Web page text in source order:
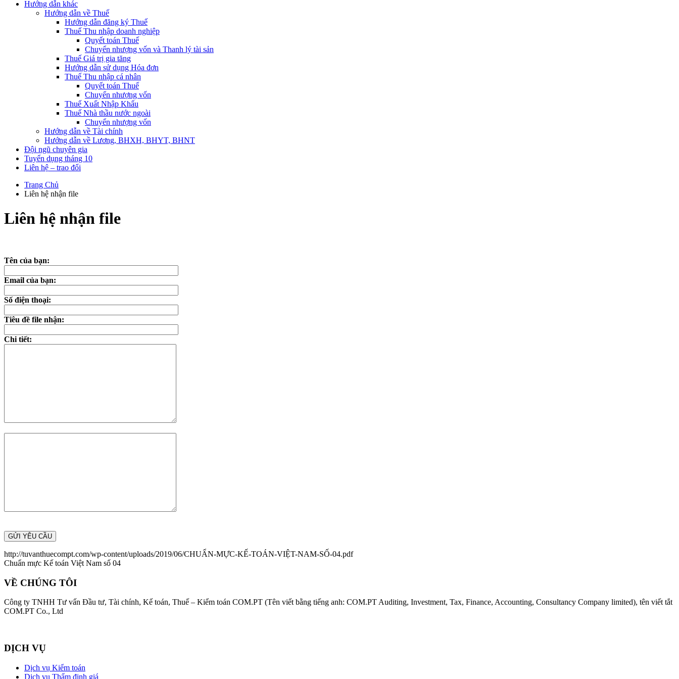
Hướng dẫn khác
Hướng dẫn về Thuế
Hướng dẫn đăng ký Thuế
Thuế Thu nhập doanh nghiệp
Quyết toán Thuế
Chuyển nhượng vốn và Thanh lý tài sản
Thuế Giá trị gia tăng
Hướng dẫn sử dụng Hóa đơn
Thuế Thu nhập cá nhân
Quyết toán Thuế
Chuyển nhượng vốn
Thuế Xuất Nhập Khẩu
Thuế Nhà thầu nước ngoài
Chuyển nhượng vốn
Hướng dẫn về Tài chính
Hướng dẫn về Lương, BHXH, BHYT, BHNT
Đội ngũ chuyên gia
Tuyển dụng tháng 10
Liên hệ – trao đổi
Trang Chủ
Liên hệ nhận file
Liên hệ nhận file
Tên của bạn:
Email của bạn:
Số điện thoại:
Tiêu đề file nhận:
Chi tiết:
http://tuvanthuecompt.com/wp-content/uploads/2019/06/CHUẨN-MỰC-KẾ-TOÁN-VIỆT-NAM-SỐ-04.pdf
Chuẩn mực Kế toán Việt Nam số 04
VỀ CHÚNG TÔI
Công ty TNHH Tư vấn Đầu tư, Tài chính, Kế toán, Thuế – Kiểm toán COM.PT (Tên viết bằng tiếng anh: COM.PT Auditing, Investment, Tax, Finance, Accounting, Consultancy Company limited), tên viết tắt
COM.PT Co., Ltd
DỊCH VỤ
Dịch vụ Kiểm toán
Dịch vụ Thẩm định giá